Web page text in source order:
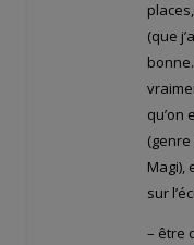
(que
qu’on
Magi),
sur
– être